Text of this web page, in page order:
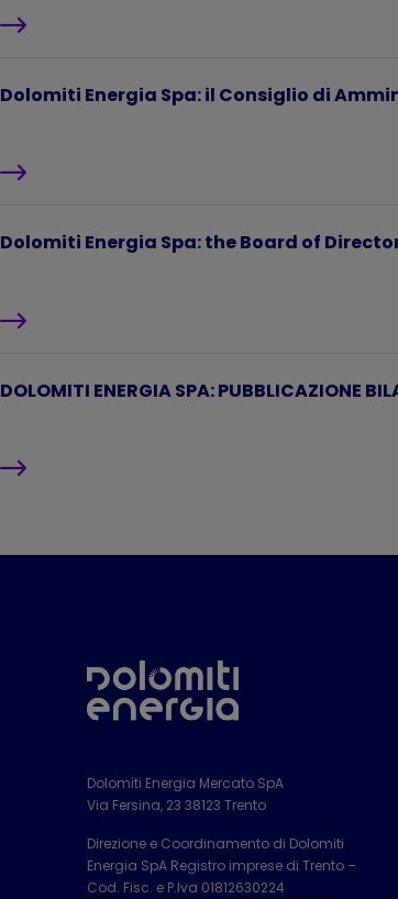
Dolomiti Energia Spa: il Consiglio di
Dolomiti Energia Spa: the Board of
DOLOMITI ENERGIA SPA: PUBBLICAZIONE
Dolomiti Energia Mercato SpA
Via Fersina, 23 38123 Trento
Direzione e Coordinamento di Dolomiti
Energia SpA Registro imprese di Trento –
Cod. Fisc. e P.Iva 01812630224